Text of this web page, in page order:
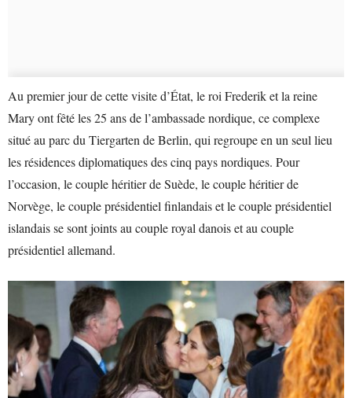
Au premier jour de cette visite d’État, le roi Frederik et la reine
Mary ont fêté les 25 ans de l’ambassade nordique, ce complexe
situé au parc du Tiergarten de Berlin, qui regroupe en un seul lieu
les résidences diplomatiques des cinq pays nordiques. Pour
l’occasion, le couple héritier de Suède, le couple héritier de
Norvège, le couple présidentiel finlandais et le couple présidentiel
islandais se sont joints au couple royal danois et au couple
présidentiel allemand.